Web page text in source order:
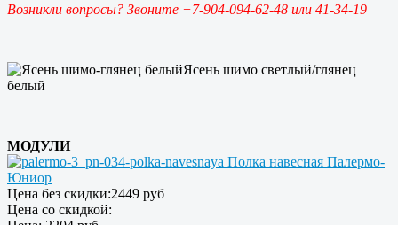
Возникли вопросы? Звоните +7-904-094-62-48 или 41-34-19
Ясень шимо светлый/глянец
белый
МОДУЛИ
Полка навесная Палермо-
Юниор
Цена без скидки:2449 руб
Цена со скидкой: